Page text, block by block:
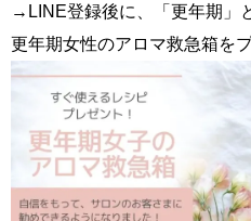
→LINE登録後に、「更年期」
更年期女性のアロマ救急箱を